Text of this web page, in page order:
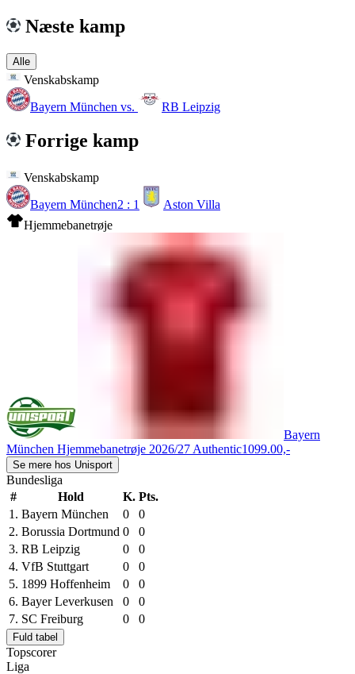
Næste kamp
Alle
Venskabskamp
Bayern München vs. RB Leipzig
Forrige kamp
Venskabskamp
Bayern München2 : 1
Aston Villa
Hjemmebanetrøje
Bayern
München Hjemmebanetrøje 2026/27 Authentic1099.00,-
Se mere hos Unisport
Bundesliga
#
Hold K. Pts.
1. Bayern München 0
0
2. Borussia Dortmund 0
0
3. RB Leipzig 0
0
4. VfB Stuttgart 0
0
5. 1899 Hoffenheim 0
0
6. Bayer Leverkusen 0
0
7. SC Freiburg 0 0
Fuld tabel
Topscorer
Liga